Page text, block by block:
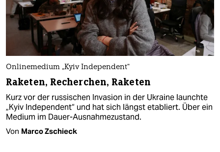
Onlinemedium „Kyiv Independent“
Raketen, Recherchen, Raketen
Kurz vor der russischen Invasion in der Ukraine launchte
„Kyiv Independent“ und hat sich längst etabliert. Über ein
Medium im Dauer-Ausnahmezustand.
Von Marco Zschieck